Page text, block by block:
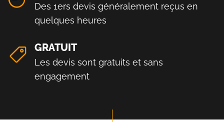
Des 1ers devis généralement reçus en
quelques heures
GRATUIT
Les devis sont gratuits et sans
engagement